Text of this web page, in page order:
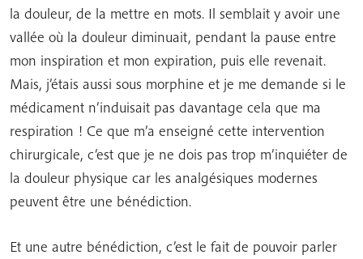
la douleur, de la mettre en mots. Il semblait y avoir une
vallée où la douleur diminuait, pendant la pause entre
mon inspiration et mon expiration, puis elle revenait.
Mais, j’étais aussi sous morphine et je me demande si le
médicament n’induisait pas davantage cela que ma
respiration ! Ce que m’a enseigné cette intervention
chirurgicale, c’est que je ne dois pas trop m’inquiéter de
la douleur physique car les analgésiques modernes
peuvent être une bénédiction.
Et une autre bénédiction, c’est le fait de pouvoir parler